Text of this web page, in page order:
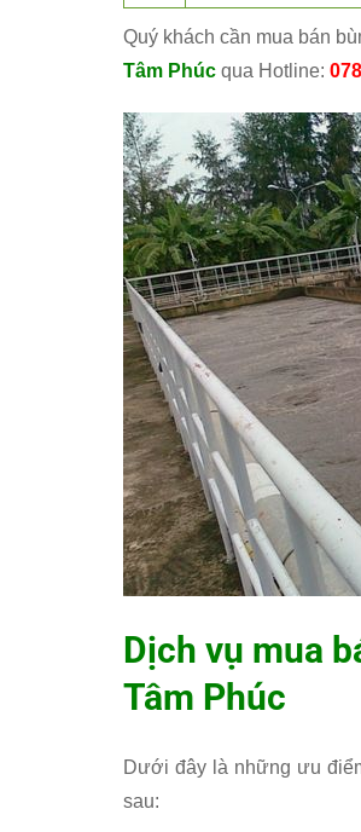
Quý khách cần mua bán
Tâm Phúc qua Hotline:
Dịch vụ mua
Tâm Phúc
Dưới đây là những ưu
sau: